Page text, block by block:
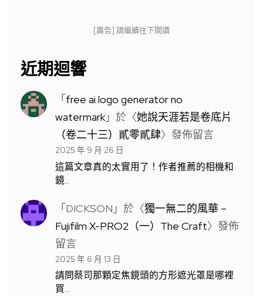
[廣告] 請繼續往下閱讀
近期迴響
「free ai logo generator no
watermark」於〈她說天涯若是卷底片
（卷二十三）貳零貳肆〉發佈留言
2025 年 9 月 26 日
這篇文章真的太實用了！作者推薦的相機和
鏡…
「DICKSON 」於〈獨一無二的風華 –
Fujifilm X-PRO2（一）The Craft〉發佈
留言
2025 年 6 月 13 日
請問蔡司那顆定焦鏡頭的方形遮光罩是哪裡
買…